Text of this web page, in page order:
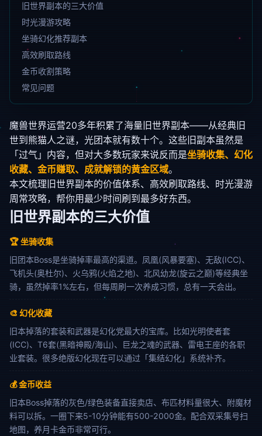
旧世界副本的三大价值
时光漫游攻略
坐骑幻化推荐副本
高效刷取路线
金币收割策略
常见问题
魔兽世界运营20多年积累了海量旧世界副本——从经典旧
世到熊猫人之谜，光团本就有数十个。这些旧副本虽然是
「过气」内容，但对大多数玩家来说反而是坐骑收集、幻化
收藏、金币赚取、成就解锁的黄金区域。
本文梳理旧世界副本的价值体系、高效刷取路线、时光漫游
周常攻略，帮你用最少时间刷到最多好东西。
旧世界副本的三大价值
🏆 坐骑收集
旧团本Boss是坐骑掉率最高的渠道。凤凰(风暴要塞)、无敌(ICC)、
飞机头(奥杜尔)、火乌鸦(火焰之地)、北风幼龙(旋云之巅)等经典坐
骑，虽然掉率1%左右，但每周刷一次养成习惯，总有一天会出。
🎨 幻化收藏
旧本掉落的套装和武器是幻化党最大的宝库。比如光明使者套
(ICC)、T6套(黑暗神殿/海山)、巨龙之魂的武器、雷电王座的各职
业套装。很多绝版幻化现在可以通过「集结幻化」系统补齐。
💰 金币收益
旧本Boss掉落的灰色/绿色装备直接卖店、布匹材料量很大、附魔材
料可以拆。一圈下来5-10分钟能有500-2000金。配合双采集号扫
地图，养月卡金币非常可行。